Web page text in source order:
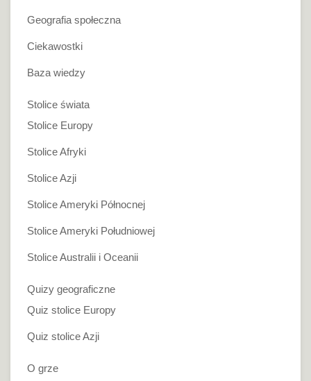
Geografia społeczna
Ciekawostki
Baza wiedzy
Stolice świata
Stolice Europy
Stolice Afryki
Stolice Azji
Stolice Ameryki Północnej
Stolice Ameryki Południowej
Stolice Australii i Oceanii
Quizy geograficzne
Quiz stolice Europy
Quiz stolice Azji
O grze